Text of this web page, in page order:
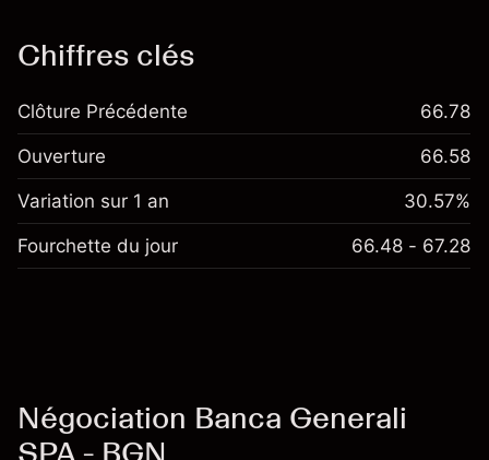
Chiffres clés
Clôture Précédente 66.78
Ouverture 66.58
Variation sur 1 an 30.57%
Fourchette du jour 66.48 - 67.28
Négociation Banca Generali
SPA - BGN